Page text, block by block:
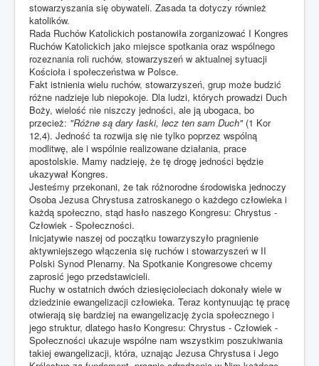
stowarzyszania się obywateli. Zasada ta dotyczy również
katolików.
Rada Ruchów Katolickich postanowiła zorganizować I Kongres
Ruchów Katolickich jako miejsce spotkania oraz wspólnego
rozeznania roli ruchów, stowarzyszeń w aktualnej sytuacji
Kościoła i społeczeństwa w Polsce.
Fakt istnienia wielu ruchów, stowarzyszeń, grup może budzić
różne nadzieje lub niepokoje. Dla ludzi, których prowadzi Duch
Boży, wielość nie niszczy jedności, ale ją ubogaca, bo
przecież: "Różne są dary łaski, lecz ten sam Duch"(1 Kor
12,4). Jedność ta rozwija się nie tylko poprzez wspólną
modlitwę, ale i wspólnie realizowane działania, prace
apostolskie. Mamy nadzieję, że tę drogę jedności będzie
ukazywał Kongres.
Jesteśmy przekonani, że tak różnorodne środowiska jednoczy
Osoba Jezusa Chrystusa zatroskanego o każdego człowieka i
każdą społeczno, stąd hasło naszego Kongresu: Chrystus -
Człowiek - Społeczności.
Inicjatywie naszej od początku towarzyszyło pragnienie
aktywniejszego włączenia się ruchów i stowarzyszeń w II
Polski Synod Plenarny. Na Spotkanie Kongresowe chcemy
zaprosić jego przedstawicieli.
Ruchy w ostatnich dwóch dziesięcioleciach dokonały wiele w
dziedzinie ewangelizacji człowieka. Teraz kontynuując tę pracę
otwierają się bardziej na ewangelizację życia społecznego i
jego struktur, dlatego hasło Kongresu: Chrystus - Człowiek -
Społeczności ukazuje wspólne nam wszystkim poszukiwania
takiej ewangelizacji, która, uznając Jezusa Chrystusa i Jego